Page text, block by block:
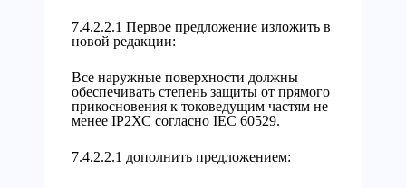
7.4.2.2.1 Первое предложение изложить в
новой редакции:
Все наружные поверхности должны
обеспечивать степень защиты от прямого
прикосновения к токоведущим частям не
менее IР2ХС согласно IEC 60529.
7.4.2.2.1 дополнить предложением: